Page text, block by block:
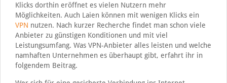
Klicks dorthin eröffnet es vielen Nutzern mehr
Möglichkeiten. Auch Laien können mit wenigen Klicks ein
VPN nutzen. Nach kurzer Recherche findet man schon viele
Anbieter zu günstigen Konditionen und mit viel
Leistungsumfang. Was VPN-Anbieter alles leisten und welche
namhaften Unternehmen es überhaupt gibt, erfahrt ihr in
folgendem Beitrag.